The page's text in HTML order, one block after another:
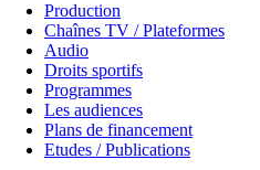
Production
Chaînes TV / Plateformes
Audio
Droits sportifs
Programmes
Les audiences
Plans de financement
Etudes / Publications